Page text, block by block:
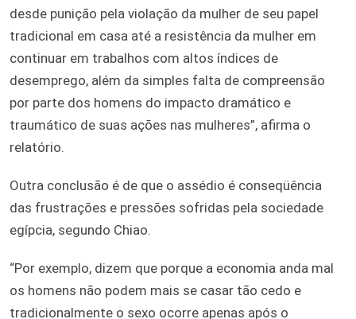
desde punição pela violação da mulher de seu papel
tradicional em casa até a resistência da mulher em
continuar em trabalhos com altos índices de
desemprego, além da simples falta de compreensão
por parte dos homens do impacto dramático e
traumático de suas ações nas mulheres”, afirma o
relatório.
Outra conclusão é de que o assédio é conseqüência
das frustrações e pressões sofridas pela sociedade
egípcia, segundo Chiao.
“Por exemplo, dizem que porque a economia anda mal
os homens não podem mais se casar tão cedo e
tradicionalmente o sexo ocorre apenas após o